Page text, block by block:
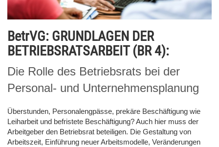
BetrVG: GRUNDLAGEN DER
BETRIEBSRATSARBEIT (BR 4):
Die Rolle des Betriebsrats bei der
Personal- und Unternehmensplanung
Überstunden, Personalengpässe, prekäre Beschäftigung wie
Leiharbeit und befristete Beschäftigung? Auch hier muss der
Arbeitgeber den Betriebsrat beteiligen. Die Gestaltung von
Arbeitszeit, Einführung neuer Arbeitsmodelle, Veränderungen